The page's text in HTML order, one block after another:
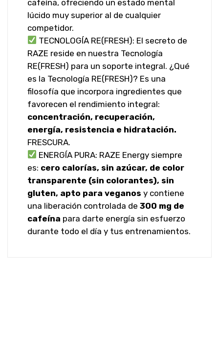
cafeína, ofreciendo un estado mental
lúcido muy superior al de cualquier
competidor.
TECNOLOGÍA RE(FRESH): El secreto de
RAZE reside en nuestra Tecnología
RE(FRESH) para un soporte integral. ¿Qué
es la Tecnología RE(FRESH)? Es una
filosofía que incorpora ingredientes que
favorecen el rendimiento integral:
concentración, recuperación,
energía, resistencia e hidratación.
FRESCURA.
ENERGÍA PURA: RAZE Energy siempre
es: cero calorías, sin azúcar, de color
transparente (sin colorantes), sin
gluten, apto para veganos y contiene
una liberación controlada de 300 mg de
cafeína para darte energía sin esfuerzo
durante todo el día y tus entrenamientos.